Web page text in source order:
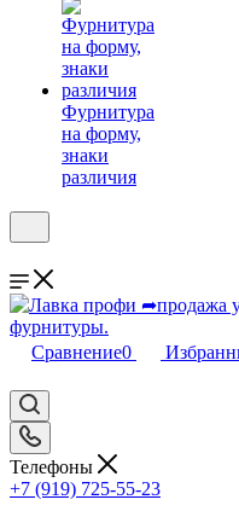
Фурнитура
на форму,
знаки
различия
Сравнение0
Телефоны
+7 (919) 725-55-23